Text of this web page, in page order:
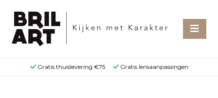
Gratis thuislevering €75 Gratis lensaanpassingen